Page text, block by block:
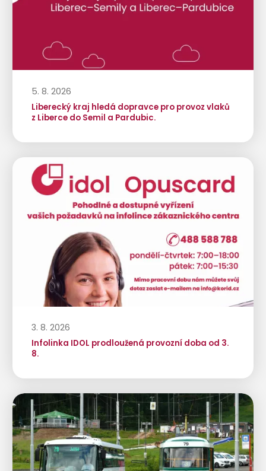
5. 8. 2026
Liberecký kraj hledá dopravce pro provoz vlaků
z Liberce do Semil a Pardubic.
3. 8. 2026
Infolinka IDOL prodloužená provozní doba od 3.
8.